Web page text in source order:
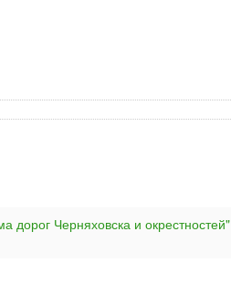
дорог Черняховска и окрестностей"